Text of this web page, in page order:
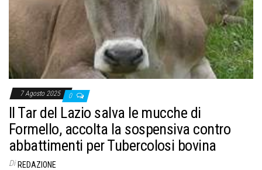
7 Agosto 2025 0
Il Tar del Lazio salva le mucche di
Formello, accolta la sospensiva contro
abbattimenti per Tubercolosi bovina
Di REDAZIONE